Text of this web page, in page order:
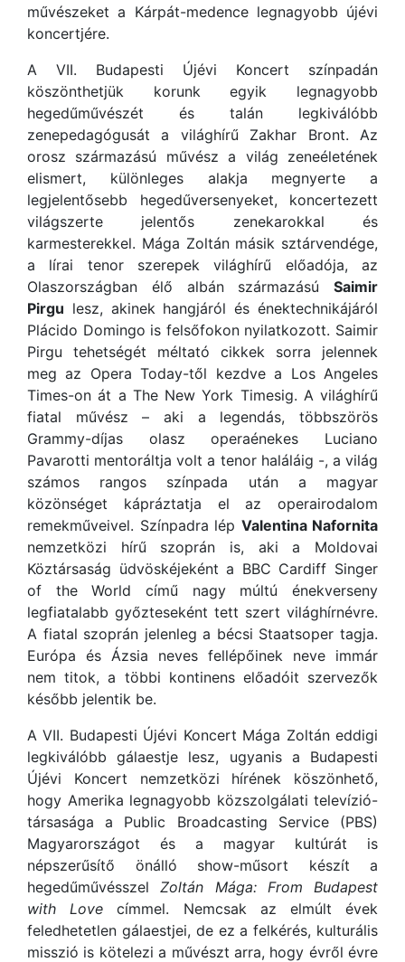
művészeket a Kárpát-medence legnagyobb újévi
koncertjére.
A VII. Budapesti Újévi Koncert színpadán
köszönthetjük korunk egyik legnagyobb
hegedűművészét és talán legkiválóbb
zenepedagógusát a világhírű Zakhar Bront. Az
orosz származású művész a világ zeneéletének
elismert, különleges alakja megnyerte a
legjelentősebb hegedűversenyeket, koncertezett
világszerte jelentős zenekarokkal és
karmesterekkel. Mága Zoltán másik sztárvendége,
a lírai tenor szerepek világhírű előadója, az
Olaszországban élő albán származású Saimir
Pirgu lesz, akinek hangjáról és énektechnikájáról
Plácido Domingo is felsőfokon nyilatkozott. Saimir
Pirgu tehetségét méltató cikkek sorra jelennek
meg az Opera Today-től kezdve a Los Angeles
Times-on át a The New York Timesig. A világhírű
fiatal művész – aki a legendás, többszörös
Grammy-díjas olasz operaénekes Luciano
Pavarotti mentoráltja volt a tenor haláláig -, a világ
számos rangos színpada után a magyar
közönséget kápráztatja el az operairodalom
remekműveivel. Színpadra lép Valentina Nafornita
nemzetközi hírű szoprán is, aki a Moldovai
Köztársaság üdvöskéjeként a BBC Cardiff Singer
of the World című nagy múltú énekverseny
legfiatalabb győzteseként tett szert világhírnévre.
A fiatal szoprán jelenleg a bécsi Staatsoper tagja.
Európa és Ázsia neves fellépőinek neve immár
nem titok, a többi kontinens előadóit szervezők
később jelentik be.
A VII. Budapesti Újévi Koncert Mága Zoltán eddigi
legkiválóbb gálaestje lesz, ugyanis a Budapesti
Újévi Koncert nemzetközi hírének köszönhető,
hogy Amerika legnagyobb közszolgálati televízió-
társasága a Public Broadcasting Service (PBS)
Magyarországot és a magyar kultúrát is
népszerűsítő önálló show-műsort készít a
hegedűművésszelZoltán Mága: From Budapest
with Love címmel. Nemcsak az elmúlt évek
feledhetetlen gálaestjei, de ez a felkérés, kulturális
misszió is kötelezi a művészt arra, hogy évről évre